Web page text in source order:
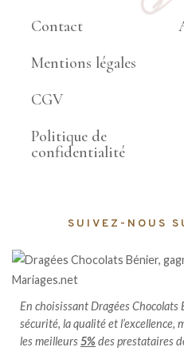
Contact
Mentions légales
CGV
Politique de
confidentialité
SUIVEZ-NOUS
En choisissant Dragées Chocolats
sécurité, la qualité et l’excellence,
les meilleurs5%des prestataires